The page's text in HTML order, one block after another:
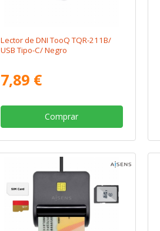
Lector de DNI TooQ TQR-211B/
USB Tipo-C/ Negro
7,89 €
Comprar